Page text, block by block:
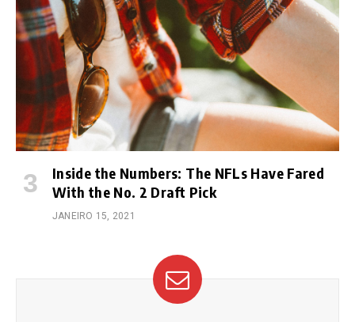
Inside the Numbers: The NFLs Have Fared
With the No. 2 Draft Pick
JANEIRO 15, 2021